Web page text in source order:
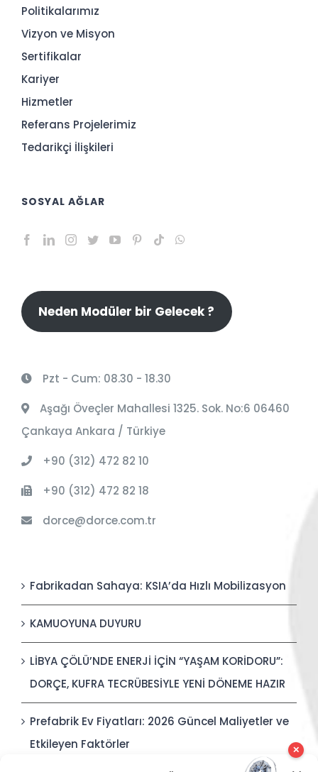
Politikalarımız
Vizyon ve Misyon
Sertifikalar
Kariyer
Hizmetler
Referans Projelerimiz
Tedarikçi İlişkileri
SOSYAL AĞLAR
Neden Modüler bir Gelecek ?
Pzt - Cum: 08.30 - 18.30
Aşağı Öveçler Mahallesi 1325. Sok. No:6 06460
Çankaya Ankara / Türkiye
+90 (312) 472 82 10
+90 (312) 472 82 18
dorce@dorce.com.tr
Fabrikadan Sahaya: KSIA’da Hızlı Mobilizasyon
KAMUOYUNA DUYURU
LİBYA ÇÖLÜ’NDE ENERJİ İÇİN “YAŞAM KORİDORU”:
DORÇE, KUFRA TECRÜBESİYLE YENİ DÖNEME HAZIR
Prefabrik Ev Fiyatları: 2026 Güncel Maliyetler ve
Etkileyen Faktörler
✕